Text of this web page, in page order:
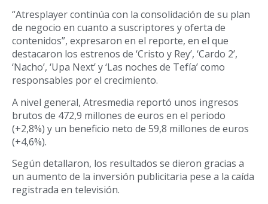
“Atresplayer continúa con la consolidación de su plan
de negocio en cuanto a suscriptores y oferta de
contenidos”, expresaron en el reporte, en el que
destacaron los estrenos de ‘Cristo y Rey’, ‘Cardo 2’,
‘Nacho’, ‘Upa Next’ y ‘Las noches de Tefía’ como
responsables por el crecimiento.
A nivel general, Atresmedia reportó unos ingresos
brutos de 472,9 millones de euros en el periodo
(+2,8%) y un beneficio neto de 59,8 millones de euros
(+4,6%).
Según detallaron, los resultados se dieron gracias a
un aumento de la inversión publicitaria pese a la caída
registrada en televisión.